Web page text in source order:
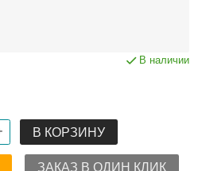
В наличии
В КОРЗИНУ
ЗАКАЗ В ОДИН КЛИК